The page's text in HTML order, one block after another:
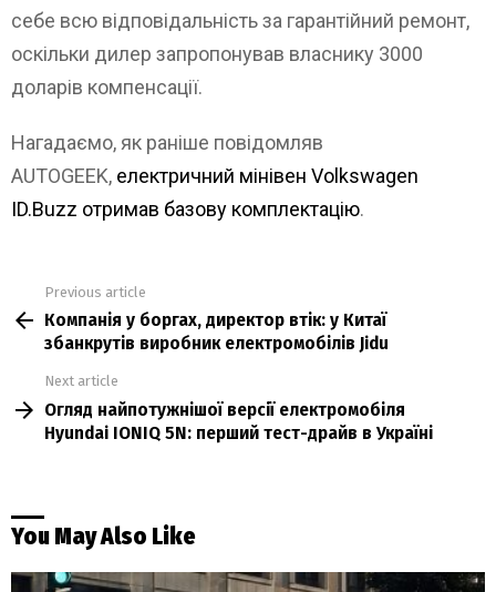
себе всю відповідальність за гарантійний ремонт,
оскільки дилер запропонував власнику 3000
доларів компенсації.
Нагадаємо, як раніше повідомляв
AUTOGEEK, електричний мінівен Volkswagen
ID.Buzz отримав базову комплектацію.
more
Previous article
Компанія у боргах, директор втік: у Китаї
збанкрутів виробник електромобілів Jidu
Next article
Огляд найпотужнішої версії електромобіля
Hyundai IONIQ 5N: перший тест-драйв в Україні
You May Also Like